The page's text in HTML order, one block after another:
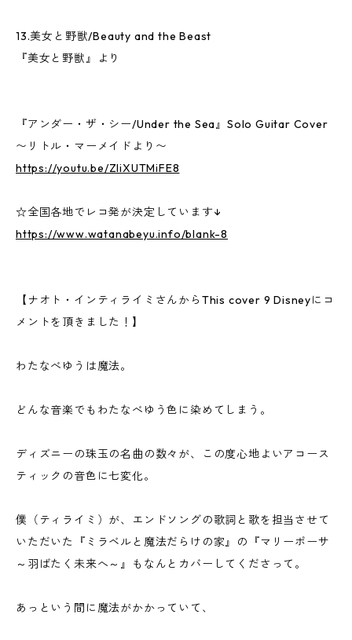
13.美女と野獣/Beauty and the Beast
『美女と野獣』より
『アンダー・ザ・シー/Under the Sea』Solo Guitar Cover
〜リトル・マーメイドより〜
https://youtu.be/ZliXUTMiFE8
☆全国各地でレコ発が決定しています↓
https://www.watanabeyu.info/blank-8
【ナオト・インティライミさんからThis cover 9 Disneyにコ
メントを頂きました！】
わたなべゆうは魔法。
どんな音楽でもわたなべゆう色に染めてしまう。
ディズニーの珠玉の名曲の数々が、この度心地よいアコース
ティックの音色に七変化。
僕（ティライミ）が、エンドソングの歌詞と歌を担当させて
いただいた『ミラベルと魔法だらけの家』の『マリーポーサ
～羽ばたく未来へ～』もなんとカバーしてくださって。
あっという間に魔法がかかっていて、